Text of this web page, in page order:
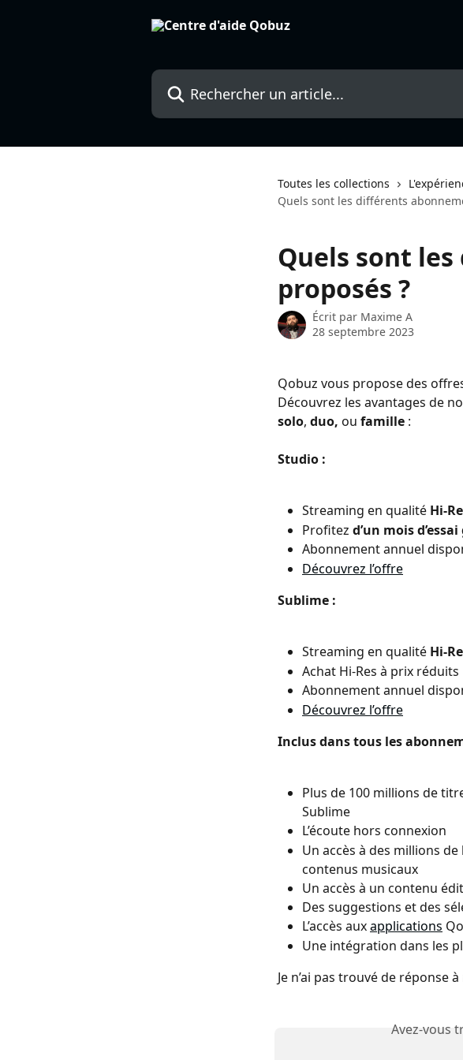
Rechercher un article...
Toutes les collections
Quels sont les différents
Quels sont
proposés ?
Écrit par Maxime A
28 septembre 2023
Qobuz vous propose des
Découvrez les avantages de
solo, duo, ou famille :
Studio :
Streaming en qualité Hi-
Profitez d’un mois
Abonnement annuel
Découvrez l’offre
Sublime :
Streaming en qualité Hi-
Achat Hi-Res à prix réduits
Abonnement annuel
Découvrez l’offre
Inclus dans tous les
Plus de 100 millions de
Sublime
L’écoute hors connexion
Un accès à des millions
contenus musicaux
Un accès à un contenu
Des suggestions et des
L’accès aux applications
Une intégration dans les
Je n’ai pas trouvé de réponse
Avez-vous